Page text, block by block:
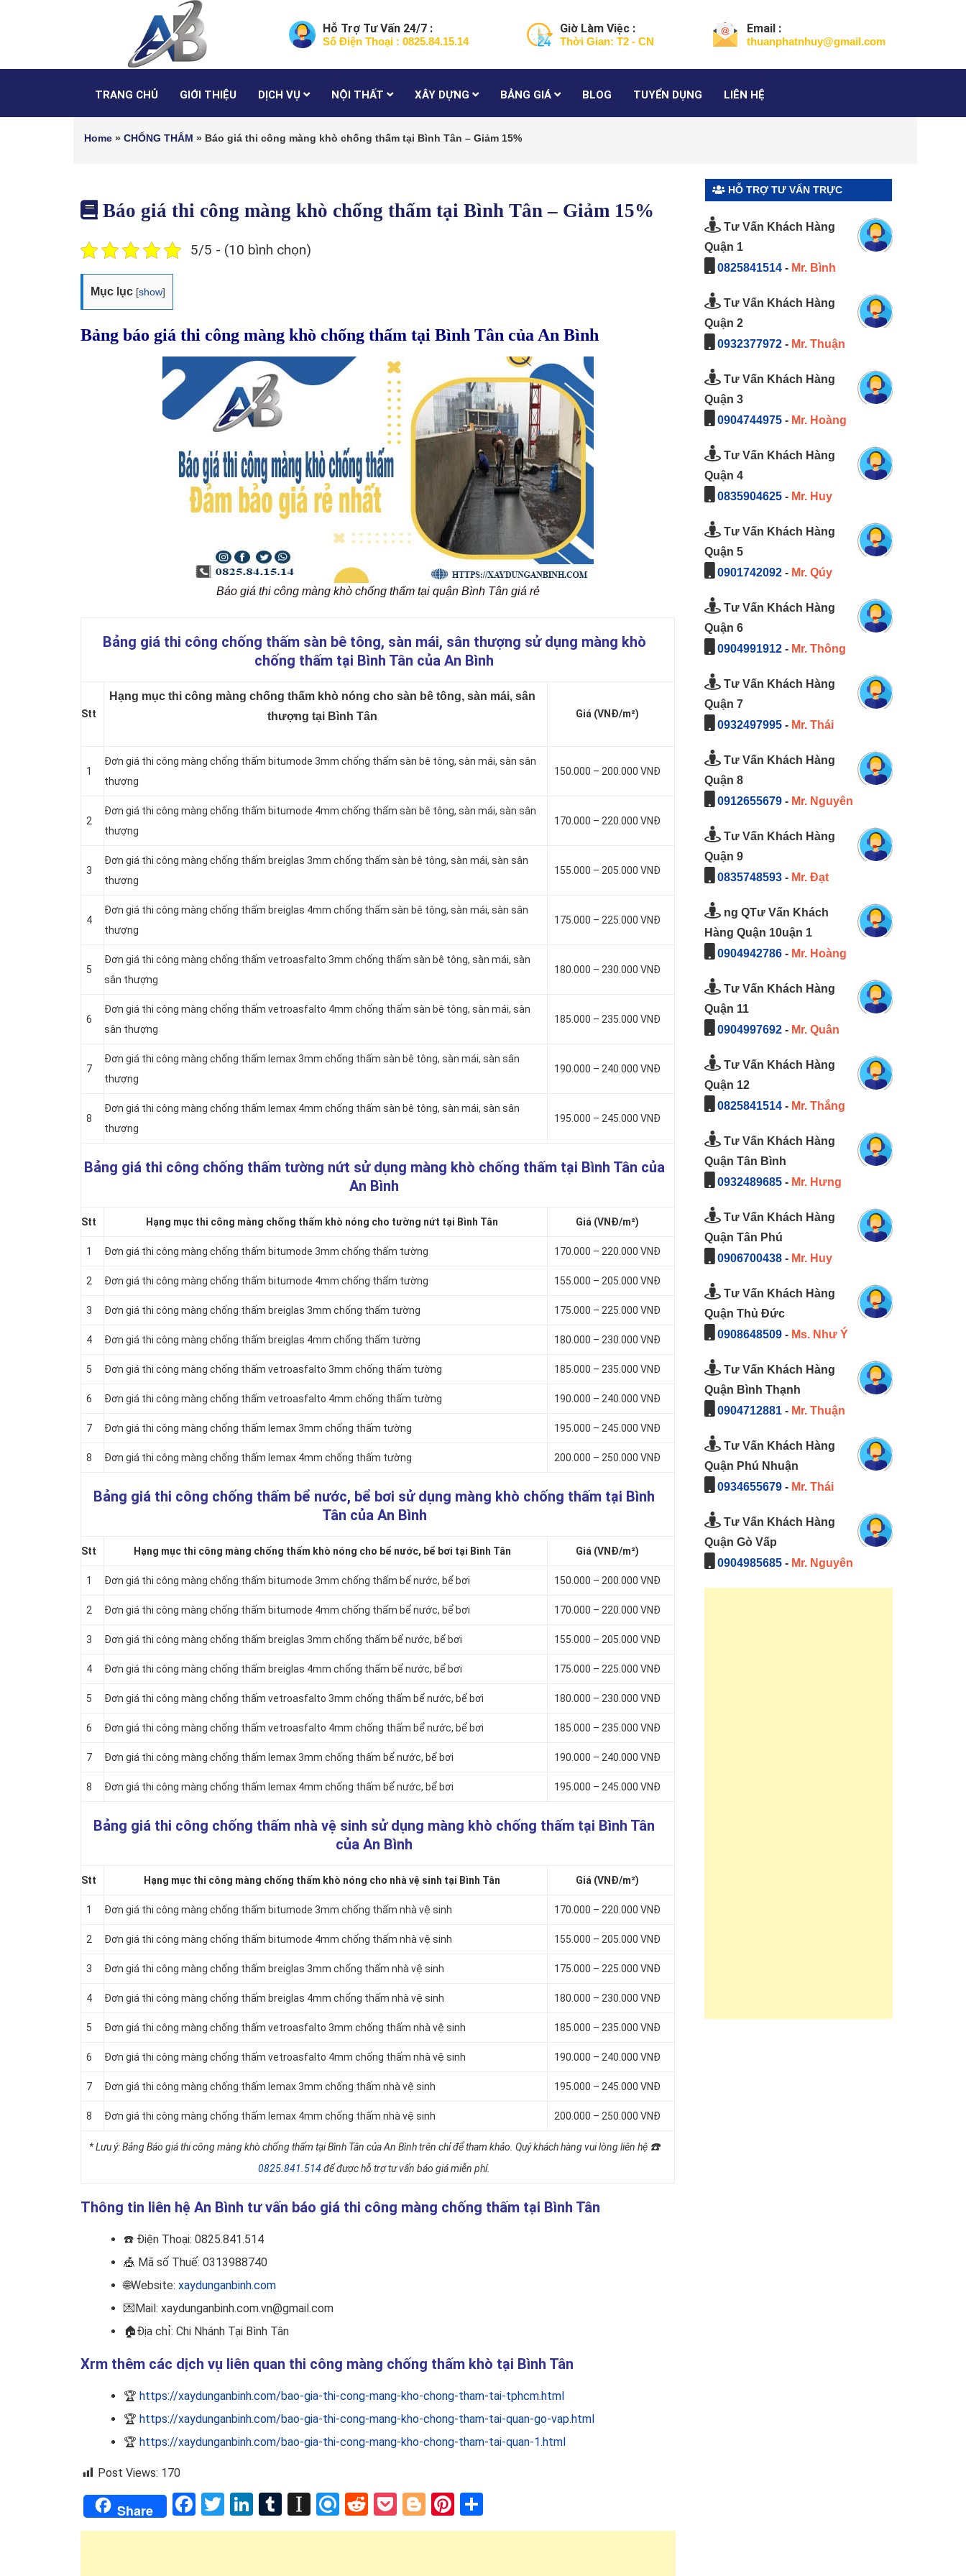
Hỗ Trợ Tư Vấn 24/7 :
Số Điện Thoại : 0825.84.15.14
Giờ Làm Việc :
Thời Gian: T2 - CN
Email :
thuanphatnhuy@gmail.com
TRANG CHỦ GIỚI THIỆU DỊCH VỤ NỘI THẤT XÂY DỰNG BẢNG GIÁ BLOG TUYỂN DỤNG LIÊN HỆ
Home » CHỐNG THẤM » Báo giá thi công màng khò chống thấm tại Bình Tân – Giảm 15%
Báo giá thi công màng khò chống thấm tại Bình Tân – Giảm 15%
5/5 - (10 bình chọn)
Mục lục [show]
Bảng báo giá thi công màng khò chống thấm tại Bình Tân của An Bình
Báo giá thi công màng khò chống thấm tại quận Bình Tân giá rẻ
Bảng giá thi công chống thấm sàn bê tông, sàn mái, sân thượng sử dụng màng khò
chống thấm tại Bình Tân của An Bình
Stt
Hạng mục thi công màng chống thấm khò nóng cho sàn bê tông, sàn mái, sân
thượng tại Bình Tân
Giá (VNĐ/m²)
1
Đơn giá thi công màng chống thấm bitumode 3mm chống thấm sàn bê tông, sàn mái, sàn sân
thượng
150.000 – 200.000 VNĐ
2
Đơn giá thi công màng chống thấm bitumode 4mm chống thấm sàn bê tông, sàn mái, sàn sân
thượng
170.000 – 220.000 VNĐ
3
Đơn giá thi công màng chống thấm breiglas 3mm chống thấm sàn bê tông, sàn mái, sàn sân
thượng
155.000 – 205.000 VNĐ
4
Đơn giá thi công màng chống thấm breiglas 4mm chống thấm sàn bê tông, sàn mái, sàn sân
thượng
175.000 – 225.000 VNĐ
5
Đơn giá thi công màng chống thấm vetroasfalto 3mm chống thấm sàn bê tông, sàn mái, sàn
sân thượng
180.000 – 230.000 VNĐ
6
Đơn giá thi công màng chống thấm vetroasfalto 4mm chống thấm sàn bê tông, sàn mái, sàn
sân thượng
185.000 – 235.000 VNĐ
7
Đơn giá thi công màng chống thấm lemax 3mm chống thấm sàn bê tông, sàn mái, sàn sân
thượng
190.000 – 240.000 VNĐ
8
Đơn giá thi công màng chống thấm lemax 4mm chống thấm sàn bê tông, sàn mái, sàn sân
thượng
195.000 – 245.000 VNĐ
Bảng giá thi công chống thấm tường nứt sử dụng màng khò chống thấm tại Bình Tân của
An Bình
Stt Hạng mục thi công màng chống thấm khò nóng cho tường nứt tại Bình Tân Giá (VNĐ/m²)
1 Đơn giá thi công màng chống thấm bitumode 3mm chống thấm tường 170.000 – 220.000 VNĐ
2 Đơn giá thi công màng chống thấm bitumode 4mm chống thấm tường 155.000 – 205.000 VNĐ
3 Đơn giá thi công màng chống thấm breiglas 3mm chống thấm tường 175.000 – 225.000 VNĐ
4 Đơn giá thi công màng chống thấm breiglas 4mm chống thấm tường 180.000 – 230.000 VNĐ
5 Đơn giá thi công màng chống thấm vetroasfalto 3mm chống thấm tường 185.000 – 235.000 VNĐ
6 Đơn giá thi công màng chống thấm vetroasfalto 4mm chống thấm tường 190.000 – 240.000 VNĐ
7 Đơn giá thi công màng chống thấm lemax 3mm chống thấm tường 195.000 – 245.000 VNĐ
8 Đơn giá thi công màng chống thấm lemax 4mm chống thấm tường 200.000 – 250.000 VNĐ
Bảng giá thi công chống thấm bể nước, bể bơi sử dụng màng khò chống thấm tại Bình
Tân của An Bình
Stt Hạng mục thi công màng chống thấm khò nóng cho bể nước, bể bơi tại Bình Tân Giá (VNĐ/m²)
1 Đơn giá thi công màng chống thấm bitumode 3mm chống thấm bể nước, bể bơi 150.000 – 200.000 VNĐ
2 Đơn giá thi công màng chống thấm bitumode 4mm chống thấm bể nước, bể bơi 170.000 – 220.000 VNĐ
3 Đơn giá thi công màng chống thấm breiglas 3mm chống thấm bể nước, bể bơi 155.000 – 205.000 VNĐ
4 Đơn giá thi công màng chống thấm breiglas 4mm chống thấm bể nước, bể bơi 175.000 – 225.000 VNĐ
5 Đơn giá thi công màng chống thấm vetroasfalto 3mm chống thấm bể nước, bể bơi 180.000 – 230.000 VNĐ
6 Đơn giá thi công màng chống thấm vetroasfalto 4mm chống thấm bể nước, bể bơi 185.000 – 235.000 VNĐ
7 Đơn giá thi công màng chống thấm lemax 3mm chống thấm bể nước, bể bơi 190.000 – 240.000 VNĐ
8 Đơn giá thi công màng chống thấm lemax 4mm chống thấm bể nước, bể bơi 195.000 – 245.000 VNĐ
Bảng giá thi công chống thấm nhà vệ sinh sử dụng màng khò chống thấm tại Bình Tân
của An Bình
Stt Hạng mục thi công màng chống thấm khò nóng cho nhà vệ sinh tại Bình Tân Giá (VNĐ/m²)
1 Đơn giá thi công màng chống thấm bitumode 3mm chống thấm nhà vệ sinh 170.000 – 220.000 VNĐ
2 Đơn giá thi công màng chống thấm bitumode 4mm chống thấm nhà vệ sinh 155.000 – 205.000 VNĐ
3 Đơn giá thi công màng chống thấm breiglas 3mm chống thấm nhà vệ sinh 175.000 – 225.000 VNĐ
4 Đơn giá thi công màng chống thấm breiglas 4mm chống thấm nhà vệ sinh 180.000 – 230.000 VNĐ
5 Đơn giá thi công màng chống thấm vetroasfalto 3mm chống thấm nhà vệ sinh 185.000 – 235.000 VNĐ
6 Đơn giá thi công màng chống thấm vetroasfalto 4mm chống thấm nhà vệ sinh 190.000 – 240.000 VNĐ
7 Đơn giá thi công màng chống thấm lemax 3mm chống thấm nhà vệ sinh 195.000 – 245.000 VNĐ
8 Đơn giá thi công màng chống thấm lemax 4mm chống thấm nhà vệ sinh 200.000 – 250.000 VNĐ
* Lưu ý: Bảng Báo giá thi công màng khò chống thấm tại Bình Tân của An Bình trên chỉ để tham khảo. Quý khách hàng vui lòng liên hệ ☎️
0825.841.514để được hỗ trợ tư vấn báo giá miễn phí.
Thông tin liên hệ An Bình tư vấn báo giá thi công màng chống thấm tại Bình Tân
☎️ Điện Thoại: 0825.841.514
🎪 Mã số Thuế: 0313988740
🌐Website: xaydunganbinh.com
💌Mail: xaydunganbinh.com.vn@gmail.com
🏠Địa chỉ: Chi Nhánh Tại Bình Tân
Xrm thêm các dịch vụ liên quan thi công màng chống thấm khò tại Bình Tân
🏆 https://xaydunganbinh.com/bao-gia-thi-cong-mang-kho-chong-tham-tai-tphcm.html
🏆 https://xaydunganbinh.com/bao-gia-thi-cong-mang-kho-chong-tham-tai-quan-go-vap.html
🏆 https://xaydunganbinh.com/bao-gia-thi-cong-mang-kho-chong-tham-tai-quan-1.html
Post Views: 170
Share Facebook
TwitterLinkedIn
Tumblr
Instapaper
RefindRedditPocket
BloggerPinterest
HỖ TRỢ TƯ VẤN TRỰC
Tư Vấn Khách Hàng
Quận 1
0825841514- Mr. Bình
Tư Vấn Khách Hàng
Quận 2
0932377972- Mr. Thuận
Tư Vấn Khách Hàng
Quận 3
0904744975- Mr. Hoàng
Tư Vấn Khách Hàng
Quận 4
0835904625- Mr. Huy
Tư Vấn Khách Hàng
Quận 5
0901742092- Mr. Qúy
Tư Vấn Khách Hàng
Quận 6
0904991912- Mr. Thông
Tư Vấn Khách Hàng
Quận 7
0932497995- Mr. Thái
Tư Vấn Khách Hàng
Quận 8
0912655679- Mr. Nguyên
Tư Vấn Khách Hàng
Quận 9
0835748593- Mr. Đạt
ng QTư Vấn Khách
Hàng Quận 10uận 1
0904942786- Mr. Hoàng
Tư Vấn Khách Hàng
Quận 11
0904997692- Mr. Quân
Tư Vấn Khách Hàng
Quận 12
0825841514- Mr. Thắng
Tư Vấn Khách Hàng
Quận Tân Bình
0932489685- Mr. Hưng
Tư Vấn Khách Hàng
Quận Tân Phú
0906700438- Mr. Huy
Tư Vấn Khách Hàng
Quận Thủ Đức
0908648509- Ms. Như Ý
Tư Vấn Khách Hàng
Quận Bình Thạnh
0904712881- Mr. Thuận
Tư Vấn Khách Hàng
Quận Phú Nhuận
0934655679- Mr. Thái
Tư Vấn Khách Hàng
Quận Gò Vấp
0904985685- Mr. Nguyên